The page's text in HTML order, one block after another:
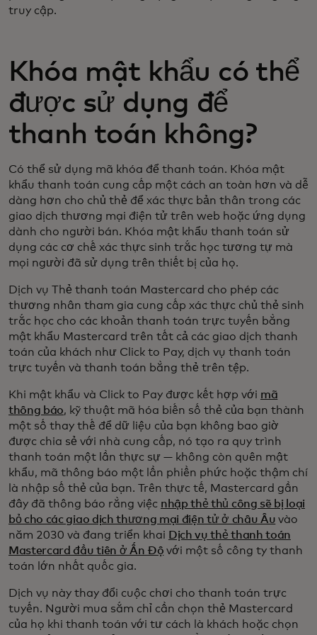
truy cập.
Khóa mật khẩu có thể
được sử dụng để
thanh toán không?
Có thể sử dụng mã khóa để thanh toán. Khóa mật
khẩu thanh toán cung cấp một cách an toàn hơn và dễ
dàng hơn cho chủ thẻ để xác thực bản thân trong các
giao dịch thương mại điện tử trên web hoặc ứng dụng
dành cho người bán. Khóa mật khẩu thanh toán sử
dụng các cơ chế xác thực sinh trắc học tương tự mà
mọi người đã sử dụng trên thiết bị của họ.
Dịch vụ Thẻ thanh toán Mastercard cho phép các
thương nhân tham gia cung cấp xác thực chủ thẻ sinh
trắc học cho các khoản thanh toán trực tuyến bằng
mật khẩu Mastercard trên tất cả các giao dịch thanh
toán của khách như Click to Pay, dịch vụ thanh toán
trực tuyến và thanh toán bằng thẻ trên tệp.
Khi mật khẩu và Click to Pay được kết hợp với mã
thông báo, kỹ thuật mã hóa biến số thẻ của bạn thành
một số thay thế để dữ liệu của bạn không bao giờ
được chia sẻ với nhà cung cấp, nó tạo ra quy trình
thanh toán một lần thực sự — không còn quên mật
khẩu, mã thông báo một lần phiền phức hoặc thậm chí
là nhập số thẻ của bạn. Trên thực tế, Mastercard gần
đây đã thông báo rằng việc nhập thẻ thủ công sẽ bị loại
bỏ cho các giao dịch thương mại điện tử ở châu Âu vào
năm 2030 và đang triển khai Dịch vụ thẻ thanh toán
Mastercard đầu tiên ở Ấn Độ với một số công ty thanh
toán lớn nhất quốc gia.
Dịch vụ này thay đổi cuộc chơi cho thanh toán trực
tuyến. Người mua sắm chỉ cần chọn thẻ Mastercard
của họ khi thanh toán với tư cách là khách hoặc chọn